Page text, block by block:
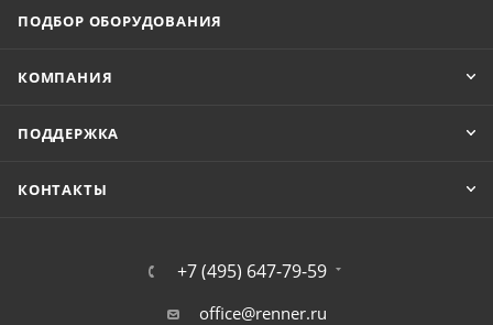
ПОДБОР ОБОРУДОВАНИЯ
КОМПАНИЯ
ПОДДЕРЖКА
КОНТАКТЫ
+7 (495) 647-79-59
office@renner.ru